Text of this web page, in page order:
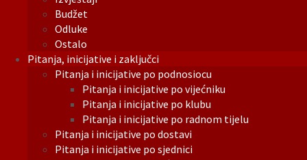
Budžet
Odluke
Ostalo
Pitanja, inicijative i zaključci
Pitanja i inicijative po podnosiocu
Pitanja i inicijative po vijećniku
Pitanja i inicijative po klubu
Pitanja i inicijative po radnom tijelu
Pitanja i inicijative po dostavi
Pitanja i inicijative po sjednici